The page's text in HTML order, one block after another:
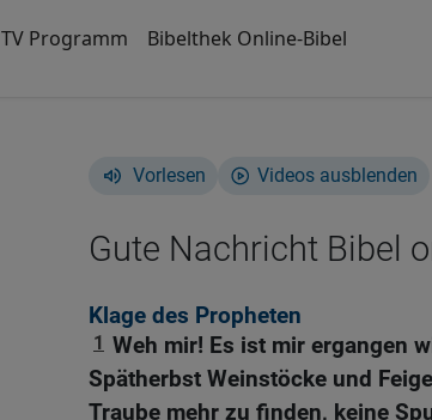
TV Programm Bibelthek Online-Bibel
Vorlesen Videos ausblenden
Gute Nachricht Bibel
Klage des Propheten
1 Weh mir! Es ist mir ergangen
Spätherbst Weinstöcke und
Traube mehr zu finden, keine